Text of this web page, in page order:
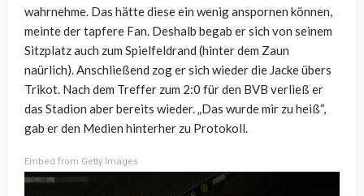
wahrnehme. Das hätte diese ein wenig anspornen können,
meinte der tapfere Fan. Deshalb begab er sich von seinem
Sitzplatz auch zum Spielfeldrand (hinter dem Zaun
naürlich). Anschließend zog er sich wieder die Jacke übers
Trikot. Nach dem Treffer zum 2:0 für den BVB verließ er
das Stadion aber bereits wieder. „Das wurde mir zu heiß“,
gab er den Medien hinterher zu Protokoll.
Embed from Getty Images